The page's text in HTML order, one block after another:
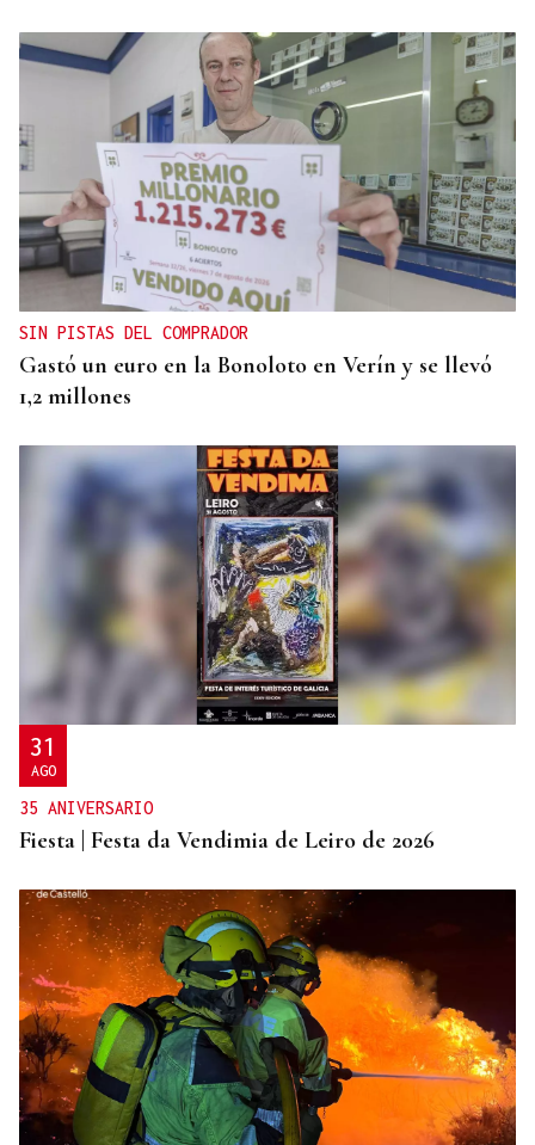
ECLIPSE EN ESPAÑA
Iberia fletará un vuelo especial para contemplar el
eclipse total de Sol desde el aire
SIN PISTAS DEL COMPRADOR
Gastó un euro en la Bonoloto en Verín y se llevó
1,2 millones
31
AGO
35 ANIVERSARIO
Fiesta | Festa da Vendimia de Leiro de 2026